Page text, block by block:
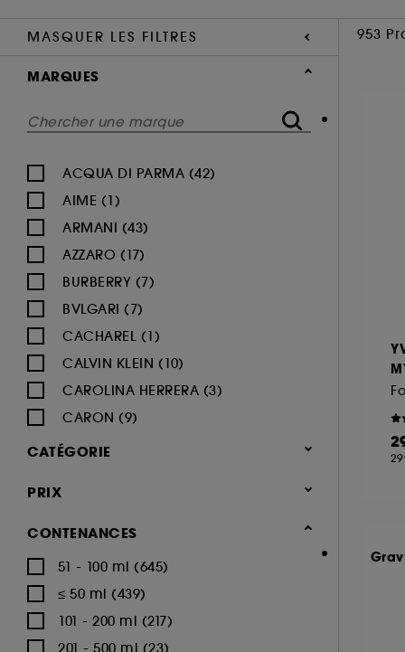
MASQUER LES FILTRES 953
MARQUES
ACQUA DI PARMA (42)
AIME (1)
ARMANI (43)
AZZARO (17)
BURBERRY (7)
BVLGARI (7)
CACHAREL (1)
CALVIN KLEIN (10)
CAROLINA HERRERA (3)
CARON (9)
CARTIER (12)
CHARLOTTE TILBURY (1)
CATÉGORIE
Parfum
Eau de parfum (452)
Eau de toilette (264)
Eau de cologne (42)
Déodorants (47)
PRIX
CONTENANCES
51 - 100 ml (645)
≤ 50 ml (439)
101 - 200 ml (217)
201 - 500 ml (23)